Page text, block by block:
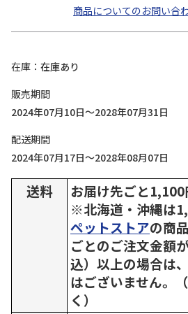
商品についてのお問い合
在庫
在庫あり
販売期間
2024年07月10日～2028年07月31日
配送期間
2024年07月17日～2028年08月07日
送料
お届け先ごと1,100
※北海道・沖縄は
ペットストアの商
ごとのご注文金額
込）以上の場合は
はございません。
く）